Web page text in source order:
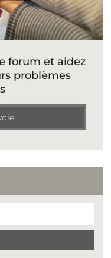
forum et aidez
problèmes